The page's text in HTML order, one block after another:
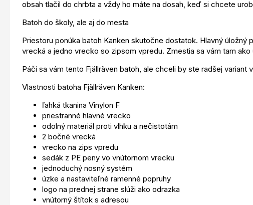
obsah tlačil do chrbta a vždy ho máte na dosah, keď si chcete
Batoh do školy, ale aj do mesta
Priestoru ponúka batoh Kanken skutočne dostatok. Hlavný
vrecká a jedno vrecko so zipsom vpredu. Zmestia sa vám tam
Páči sa vám tento Fjällräven batoh, ale chceli by ste radšej
Vlastnosti batoha Fjällräven Kanken:
ľahká tkanina Vinylon F
priestranné hlavné vrecko
odolný materiál proti vlhku a nečistotám
2 bočné vrecká
vrecko na zips vpredu
sedák z PE peny vo vnútornom vrecku
jednoduchý nosný systém
úzke a nastaviteľné ramenné popruhy
logo na prednej strane slúži ako odrazka
vnútorný štítok s adresou